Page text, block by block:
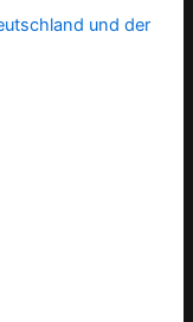
und der